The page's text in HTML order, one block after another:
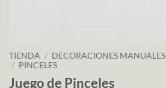
TIENDA / DECORACIONES MANUALES
/ PINCELES
Juego de Pinceles